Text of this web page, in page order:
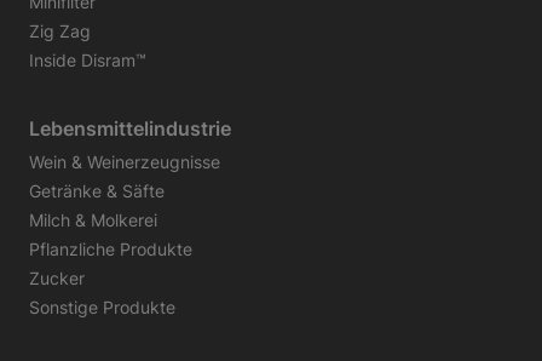
Zig Zag
Inside Disram™
Lebensmittelindustrie
Wein & Weinerzeugnisse
Getränke & Säfte
Milch & Molkerei
Pflanzliche Produkte
Zucker
Sonstige Produkte